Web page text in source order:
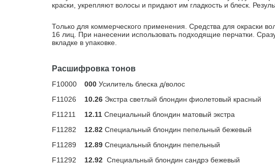
краски, укрепляют волосы и придают им гладкость и блеск.
Только для коммерческого применения. Средства для окраски
16 лиц. При нанесении использовать подходящие перчатки.
вкладке в упаковке.
Расшифровка тонов
F10000 000 Усилитель блеска д/волос
F11026
10.26 Экстра светлый блондин фиолетовый красный
F11211
12.11 Специальный блондин матовый экстра
F11282
12.82 Специальный блондин пепельный бежевый
F11289
12.89 Специальный блондин пепельный
F11292
12.92 Специальный блондин сандрэ бежевый